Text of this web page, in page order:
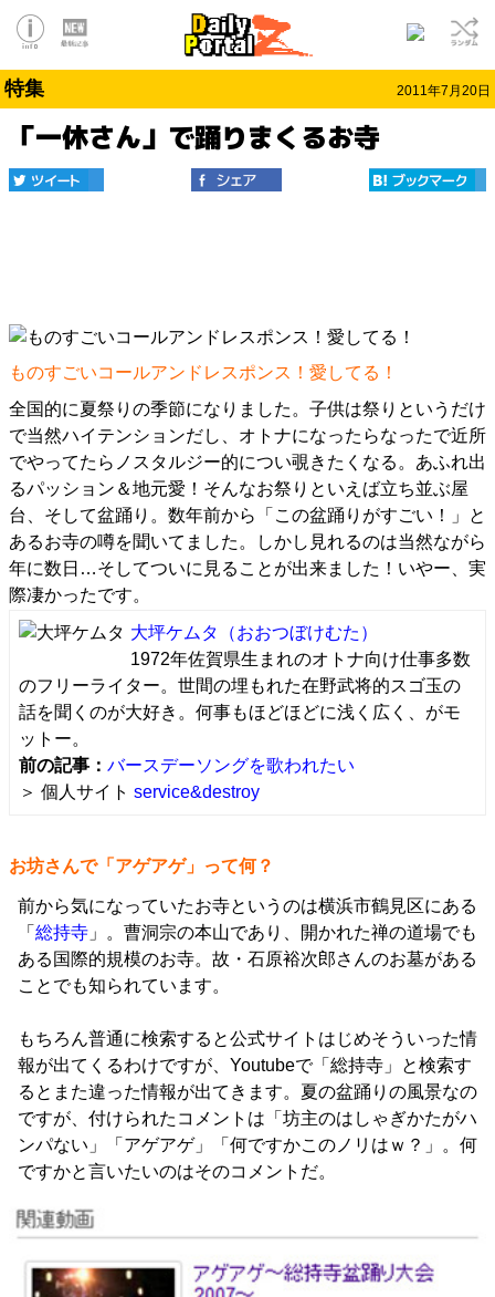
特集 2011年7月20日
「一休さん」で踊りまくるお寺
ものすごいコールアンドレスポンス！愛してる！
全国的に夏祭りの季節になりました。子供は祭りというだけ
で当然ハイテンションだし、オトナになったらなったで近所
でやってたらノスタルジー的につい覗きたくなる。あふれ出
るパッション＆地元愛！そんなお祭りといえば立ち並ぶ屋
台、そして盆踊り。数年前から「この盆踊りがすごい！」と
あるお寺の噂を聞いてました。しかし見れるのは当然ながら
年に数日…そしてついに見ることが出来ました！いやー、実
際凄かったです。
大坪ケムタ
（おおつぼけむた）
1972年佐賀県生まれのオトナ向け仕事多数
のフリーライター。世間の埋もれた在野武将的スゴ玉の
話を聞くのが大好き。何事もほどほどに浅く広く、がモ
ットー。
前の記事： バースデーソングを歌われたい
＞ 個人サイト service&destroy
お坊さんで「アゲアゲ」って何？
前から気になっていたお寺というのは横浜市鶴見区にある
「 総持寺 」。曹洞宗の本山であり、開かれた禅の道場でも
ある国際的規模のお寺。故・石原裕次郎さんのお墓がある
ことでも知られています。
もちろん普通に検索すると公式サイトはじめそういった情
報が出てくるわけですが、Youtubeで「総持寺」と検索す
るとまた違った情報が出てきます。夏の盆踊りの風景なの
ですが、付けられたコメントは「坊主のはしゃぎかたがハ
ンパない」「アゲアゲ」「何ですかこのノリはｗ？」。何
ですかと言いたいのはそのコメントだ。